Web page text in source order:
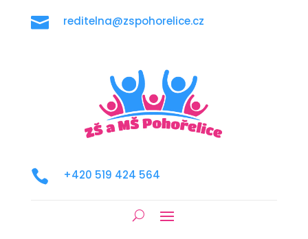
 reditelna@zspohorelice.cz
 +420 519 424 564